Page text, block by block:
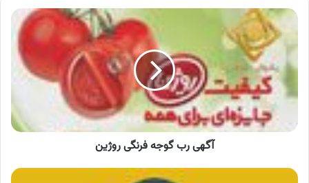
آگهی
رب
گوجه
روژین
آگهی رب گوجه فرنگی روژین
آگهی